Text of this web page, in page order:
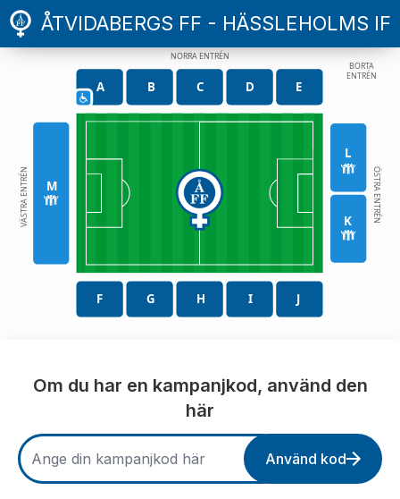
ÅTVIDABERGS FF - HÄSSLEHOLMS IF
BORTA
ENTRÉN
NORRA ENTRÉN
ÖSTRA ENTRÉN
VÄSTRA ENTRÉN
A B C D E
F G H I J
K
L
M
Om du har en kampanjkod, använd den
här
Använd kod